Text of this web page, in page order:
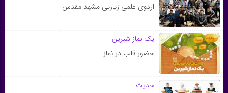
اردوی علمی زیارتی مشهد مقدس
یک نماز شیرین
حضور قلب در نماز
حدیث